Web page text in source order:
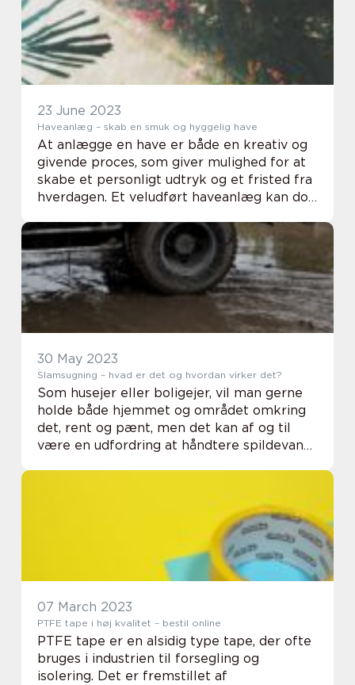
23 June 2023
Haveanlæg – skab en smuk og hyggelig have
At anlægge en have er både en kreativ og
givende proces, som giver mulighed for at
skabe et personligt udtryk og et fristed fra
hverdagen. Et veludført haveanlæg kan dog
private og v...
30 May 2023
Slamsugning – hvad er det og hvordan virker det?
Som husejer eller boligejer, vil man gerne
holde både hjemmet og området omkring
det, rent og pænt, men det kan af og til
være en udfordring at håndtere spildevand
07 March 2023
PTFE tape i høj kvalitet – bestil online
PTFE tape er en alsidig type tape, der ofte
bruges i industrien til forsegling og
isolering. Det er fremstillet af